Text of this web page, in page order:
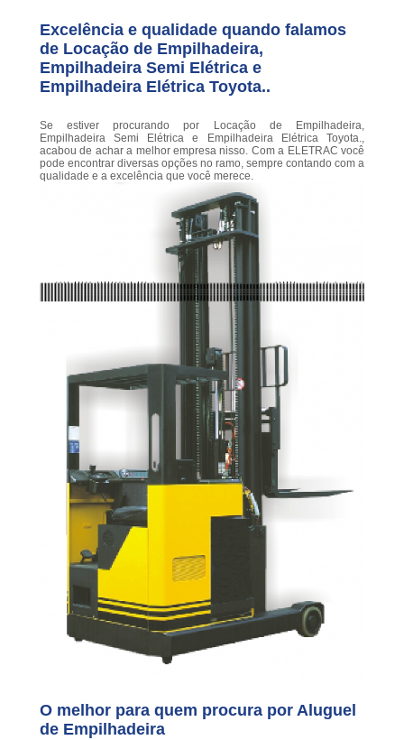
Excelência e qualidade quando falamos
de Locação de Empilhadeira,
Empilhadeira Semi Elétrica e
Empilhadeira Elétrica Toyota..
Se estiver procurando por Locação de Empilhadeira,
Empilhadeira Semi Elétrica e Empilhadeira Elétrica Toyota.,
acabou de achar a melhor empresa nisso. Com a ELETRAC você
pode encontrar diversas opções no ramo, sempre contando com a
qualidade e a excelência que você merece.
O melhor para quem procura por Aluguel
de Empilhadeira